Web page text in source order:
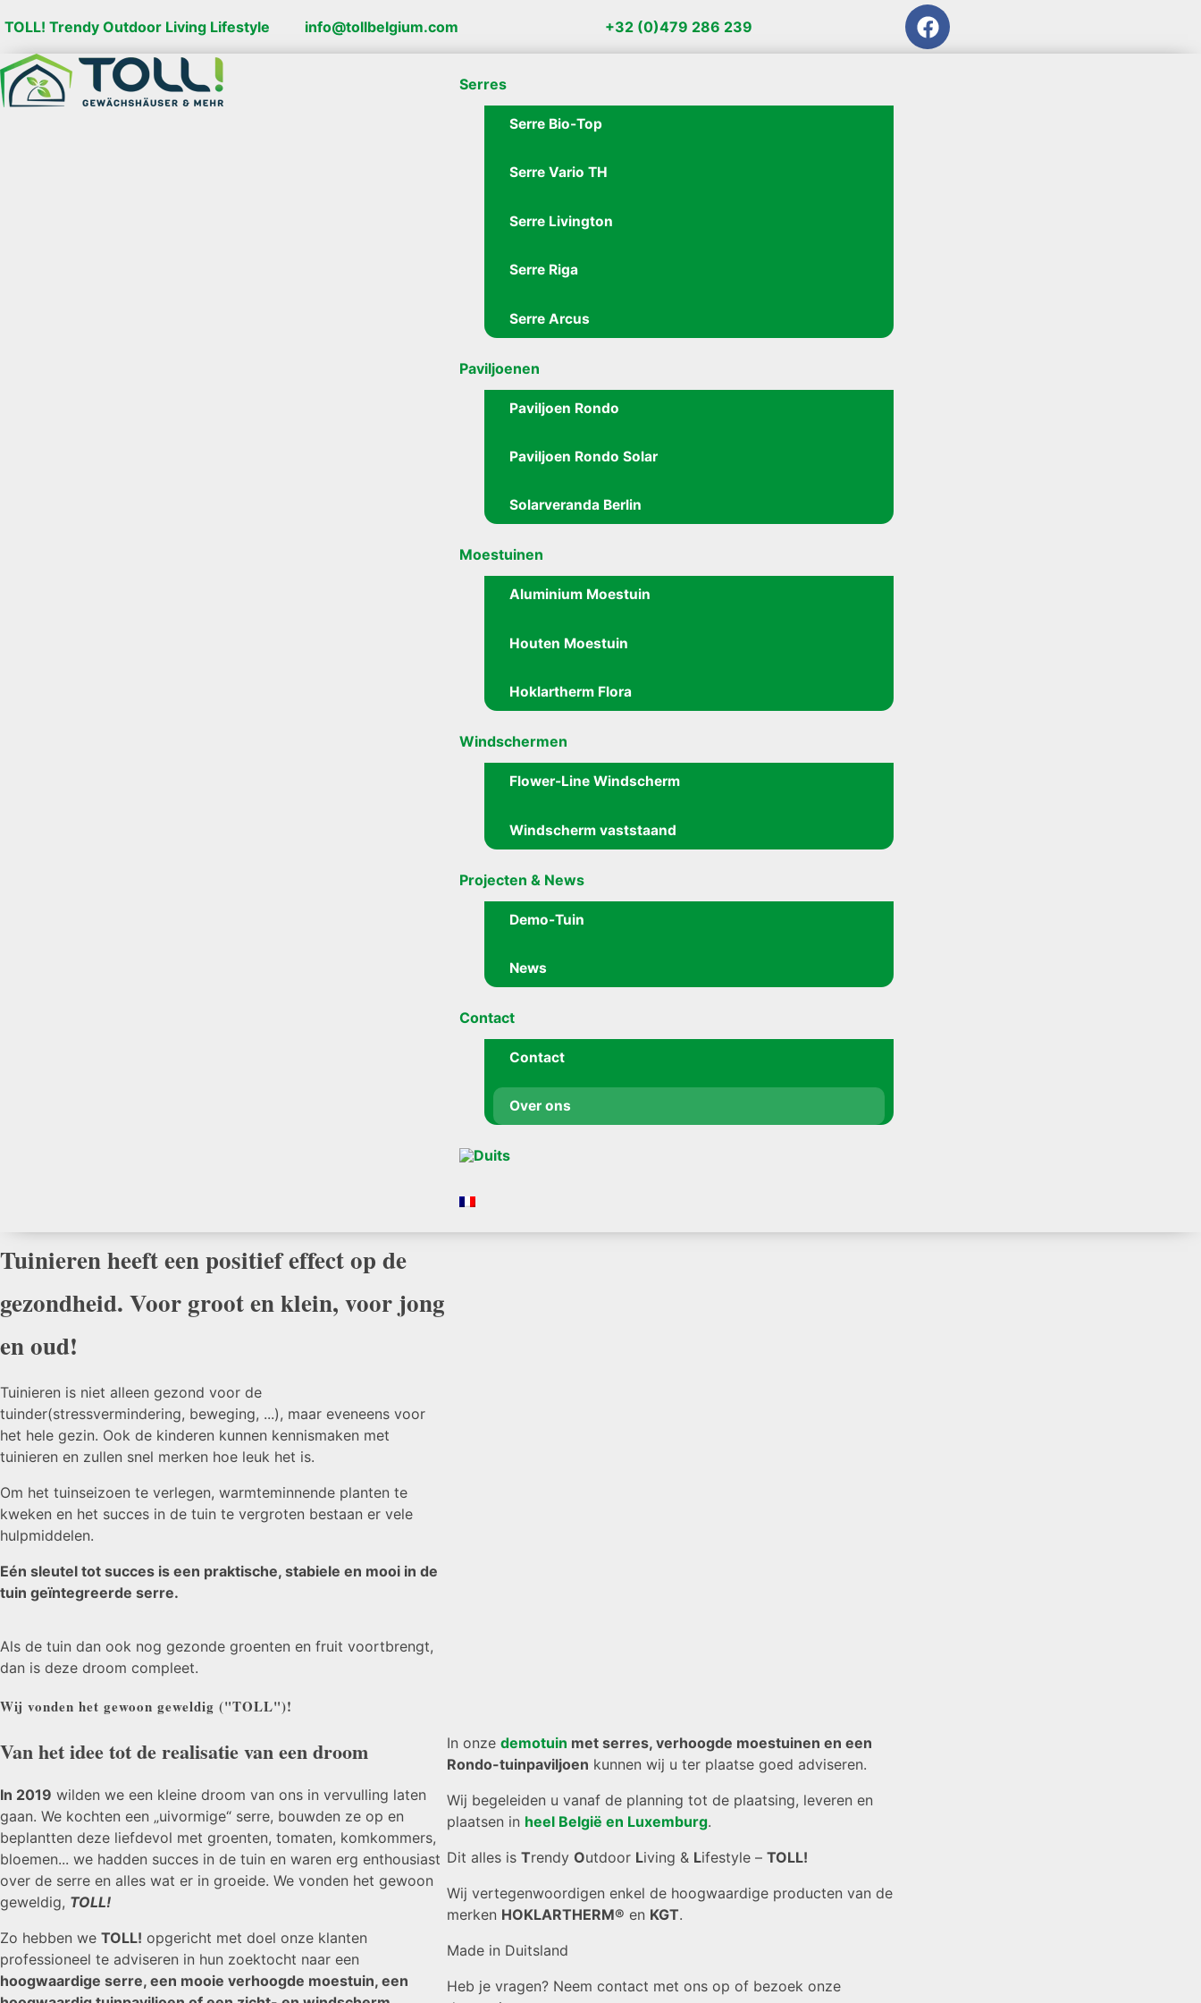
TOLL! Trendy Outdoor Living Lifestyle info@tollbelgium.com +32 (0)479 286 239
Serres
Serre Bio-Top
Serre Vario TH
Serre Livington
Serre Riga
Serre Arcus
Paviljoenen
Paviljoen Rondo
Paviljoen Rondo Solar
Solarveranda Berlin
Moestuinen
Aluminium Moestuin
Houten Moestuin
Hoklartherm Flora
Windschermen
Flower-Line Windscherm
Windscherm vaststaand
Projecten & News
Demo-Tuin
News
Contact
Contact
Over ons
Tuinieren heeft een positief effect op de
gezondheid. Voor groot en klein, voor jong
en oud!
Tuinieren is niet alleen gezond voor de
tuinder(stressvermindering, beweging, ...), maar eveneens voor
het hele gezin. Ook de kinderen kunnen kennismaken met
tuinieren en zullen snel merken hoe leuk het is.
Om het tuinseizoen te verlegen, warmteminnende planten te
kweken en het succes in de tuin te vergroten bestaan er vele
hulpmiddelen.
Eén sleutel tot succes is een praktische, stabiele en mooi in de
tuin geïntegreerde serre.
Als de tuin dan ook nog gezonde groenten en fruit voortbrengt,
dan is deze droom compleet.
Wij vonden het gewoon geweldig ("TOLL")!
Van het idee tot de realisatie van een droom
In 2019 wilden we een kleine droom van ons in vervulling laten
gaan. We kochten een „uivormige“ serre, bouwden ze op en
beplantten deze liefdevol met groenten, tomaten, komkommers,
bloemen... we hadden succes in de tuin en waren erg enthousiast
over de serre en alles wat er in groeide. We vonden het gewoon
geweldig, TOLL!
Zo hebben we TOLL! opgericht met doel onze klanten
professioneel te adviseren in hun zoektocht naar een
hoogwaardige serre, een mooie verhoogde moestuin, een
In onze demotuin met serres, verhoogde moestuinen en een
Rondo-tuinpaviljoen kunnen wij u ter plaatse goed adviseren.
Wij begeleiden u vanaf de planning tot de plaatsing, leveren en
plaatsen in heel België en Luxemburg.
Dit alles is Trendy Outdoor Living & Lifestyle – TOLL!
Wij vertegenwoordigen enkel de hoogwaardige producten van de
merken HOKLARTHERM® en KGT.
Made in Duitsland
Heb je vragen? Neem contact met ons op of bezoek onze